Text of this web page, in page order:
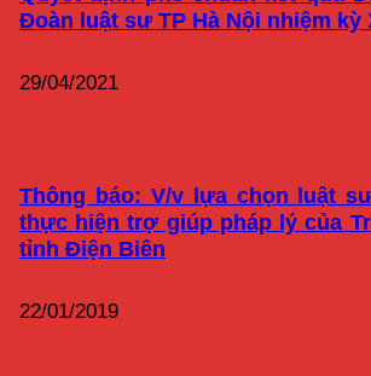
Đoàn luật sư TP Hà Nội nhiệm kỳ
29/04/2021
Thông báo: V/v lựa chọn luật
thực hiện trợ giúp pháp lý của
tỉnh Điện Biên
22/01/2019